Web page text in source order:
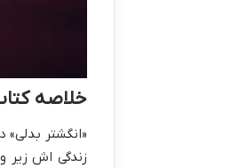
خلاصه
«انگشتر
زندگی اش زیر